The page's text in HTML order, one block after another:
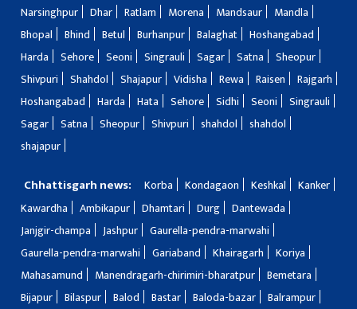
Narsinghpur
Dhar Ratlam Morena Mandsaur
Mandla
Bhopal
Bhind Betul Burhanpur Balaghat
Hoshangabad
Harda
Sehore Seoni Singrauli Sagar Satna
Sheopur
Shivpuri
Shahdol Shajapur Vidisha Rewa Raisen
Rajgarh
Hoshangabad
Harda Hata Sehore Sidhi Seoni
Singrauli
Sagar
Satna Sheopur Shivpuri shahdol
shahdol
shajapur
Chhattisgarh news: Korba Kondagaon Keshkal
Kanker
Kawardha
Ambikapur Dhamtari Durg
Dantewada
Janjgir-champa
Jashpur
Gaurella-pendra-marwahi
Gaurella-pendra-marwahi
Gariaband Khairagarh
Koriya
Mahasamund
Manendragarh-chirimiri-bharatpur
Bemetara
Bijapur
Bilaspur Balod Bastar Baloda-bazar
Balrampur